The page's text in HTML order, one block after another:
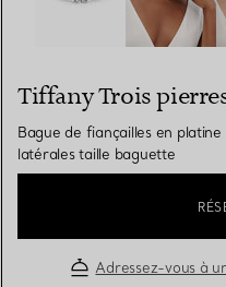
Tiffany Trois
Bague de fiançailles en
latérales taille baguette
Adressez-vous à